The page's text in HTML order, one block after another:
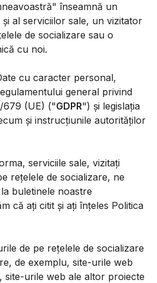
înseamnă un
al serviciilor sale, un vizitator
de socializare sau o
cu noi.
cu caracter personal,
general privind
679 (UE) ("GDPR") și legislația
și instrucțiunile autorităților
serviciile sale, vizitați
rețelele de socializare, ne
buletinele noastre
că ați citit și ați înțeles Politica
de pe rețelele de socializare
de exemplu, site-urile web
site-urile web ale altor proiecte